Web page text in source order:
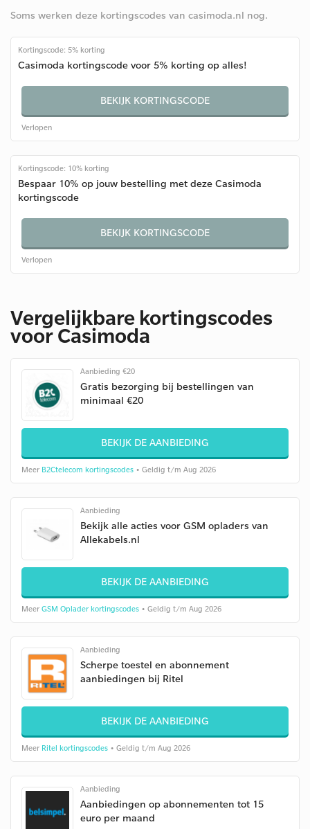
Soms werken deze kortingscodes van casimoda.nl nog.
Kortingscode: 5% korting
Casimoda kortingscode voor 5% korting op alles!
BEKIJK KORTINGSCODE
Verlopen
Kortingscode: 10% korting
Bespaar 10% op jouw bestelling met deze Casimoda
kortingscode
BEKIJK KORTINGSCODE
Verlopen
Vergelijkbare kortingscodes
voor Casimoda
Aanbieding €20
Gratis bezorging bij bestellingen van
minimaal €20
BEKIJK DE AANBIEDING
Meer B2Ctelecom kortingscodes • Geldig t/m Aug 2026
Aanbieding
Bekijk alle acties voor GSM opladers van
Allekabels.nl
BEKIJK DE AANBIEDING
Meer GSM Oplader kortingscodes • Geldig t/m Aug 2026
Aanbieding
Scherpe toestel en abonnement
aanbiedingen bij Ritel
BEKIJK DE AANBIEDING
Meer Ritel kortingscodes • Geldig t/m Aug 2026
Aanbieding
Aanbiedingen op abonnementen tot 15
euro per maand